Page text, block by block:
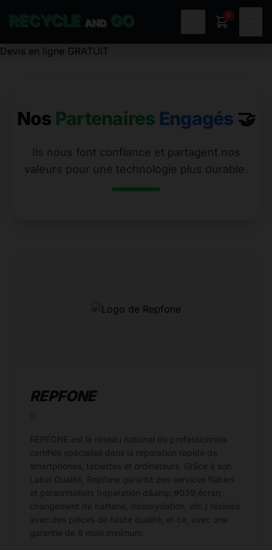
AND
0
Devis en ligne GRATUIT
Nos Partenaires Engagés 🤝
Ils nous font confiance et partagent nos
valeurs pour une technologie plus durable.
REPFONE
REPFONE est le réseau national de professionnels
certifiés spécialisé dans la réparation rapide de
smartphones, tablettes et ordinateurs. Grâce à son
Label Qualité, Repfone garantit des services fiables
et personnalisés (réparation d&amp;#039;écran,
changement de batterie, désoxydation, etc.) réalisés
avec des pièces de haute qualité, et ce, avec une
garantie de 6 mois minimum.